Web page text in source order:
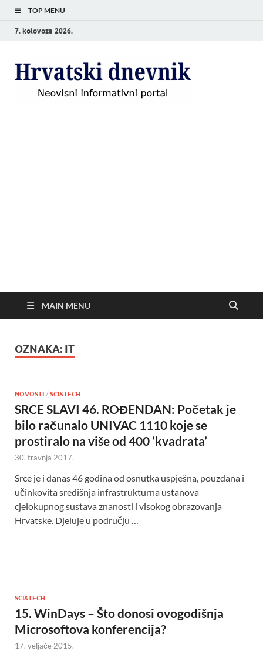
TOP MENU
7. kolovoza 2026.
MAIN MENU
OZNAKA: IT
NOVOSTI / SCI&TECH
SRCE SLAVI 46. ROĐENDAN: Početak je
bilo računalo UNIVAC 1110 koje se
prostiralo na više od 400 ‘kvadrata’
30. travnja 2017.
Srce je i danas 46 godina od osnutka uspješna, pouzdana i
učinkovita središnja infrastrukturna ustanova
cjelokupnog sustava znanosti i visokog obrazovanja
Hrvatske. Djeluje u području …
SCI&TECH
15. WinDays – Što donosi ovogodišnja
Microsoftova konferencija?
17. veljače 2015.